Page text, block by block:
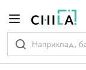
гамі